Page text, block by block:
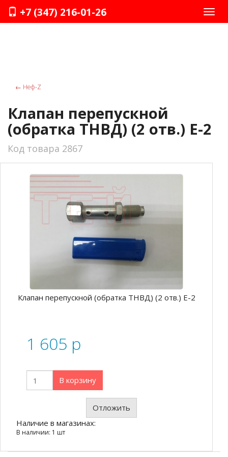
+7 (347) 216-01-26
← Неф-Z
Клапан перепускной
(обратка ТНВД) (2 отв.) Е-2
Код товара 2867
Клапан перепускной (обратка ТНВД) (2 отв.) Е-2
1 605 p
В корзину
Отложить
Наличие в магазинах:
В наличии: 1 шт